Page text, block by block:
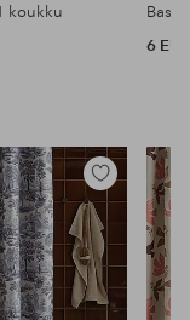
koukku
Base
6 EUR
Lisää
suosikkeihin